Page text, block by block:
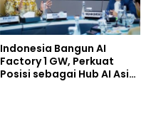
Indonesia Bangun AI
Factory 1 GW, Perkuat
Posisi sebagai Hub AI Asia